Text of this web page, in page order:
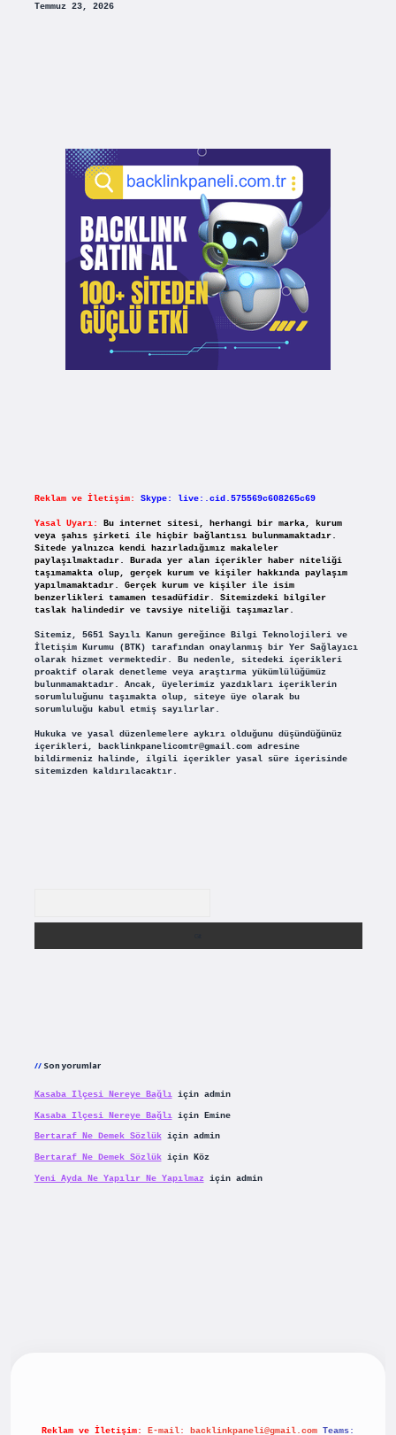
Temmuz 23, 2026
Reklam ve İletişim: Skype: live:.cid.575569c608265c69
Yasal Uyarı:
Bu internet sitesi, herhangi bir marka, kurum
veya şahıs şirketi ile hiçbir bağlantısı bulunmamaktadır.
Sitede yalnızca kendi hazırladığımız makaleler
paylaşılmaktadır. Burada yer alan içerikler haber niteliği
taşımamakta olup, gerçek kurum ve kişiler hakkında paylaşım
yapılmamaktadır. Gerçek kurum ve kişiler ile isim
benzerlikleri tamamen tesadüfidir. Sitemizdeki bilgiler
taslak halindedir ve tavsiye niteliği taşımazlar.
Sitemiz, 5651 Sayılı Kanun gereğince Bilgi Teknolojileri ve
İletişim Kurumu (BTK) tarafından onaylanmış bir Yer Sağlayıcı
olarak hizmet vermektedir. Bu nedenle, sitedeki içerikleri
proaktif olarak denetleme veya araştırma yükümlülüğümüz
bulunmamaktadır. Ancak, üyelerimiz yazdıkları içeriklerin
sorumluluğunu taşımakta olup, siteye üye olarak bu
sorumluluğu kabul etmiş sayılırlar.
Hukuka ve yasal düzenlemelere aykırı olduğunu düşündüğünüz
içerikleri, backlinkpanelicomtr@gmail.comadresine
bildirmeniz halinde, ilgili içerikler yasal süre içerisinde
sitemizden kaldırılacaktır.
Son yorumlar
Kasaba Ilçesi Nereye Bağlıiçin admin
Kasaba Ilçesi Nereye Bağlıiçin Emine
Bertaraf Ne Demek Sözlükiçin admin
Bertaraf Ne Demek Sözlükiçin Köz
Yeni Ayda Ne Yapılır Ne Yapılmaziçin admin
Reklam ve İletişim: E-mail: backlinkpaneli@gmail.com Teams: